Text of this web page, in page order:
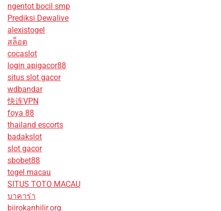
ngentot bocil smp
Prediksi Dewalive
alexistogel
สล็อต
cocaslot
login apigacor88
situs slot gacor
wdbandar
快连VPN
foya 88
thailand escorts
badakslot
slot gacor
sbobet88
togel macau
SITUS TOTO MACAU
บาคาร่า
biirokanhilir.org